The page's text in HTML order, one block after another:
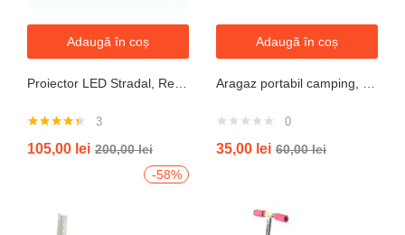
Adaugă în coș
4.33din 5
3
105,00 lei 200,00lei
Adaugă în coș
0
35,00 lei 60,00lei
-58%